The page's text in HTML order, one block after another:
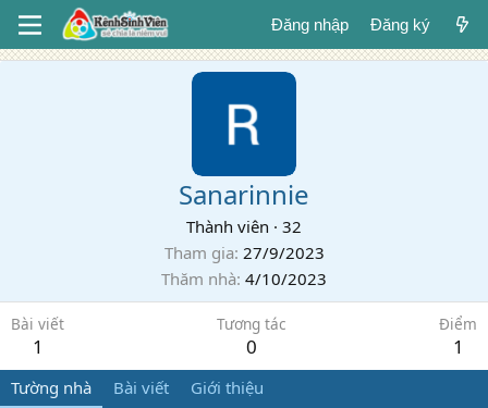
Đăng nhập Đăng ký
Sanarinnie
Thành viên · 32
Tham gia 27/9/2023
Thăm nhà 4/10/2023
Bài viết
1
Tương tác
0
Điểm
1
Tường nhà Bài viết Giới thiệu